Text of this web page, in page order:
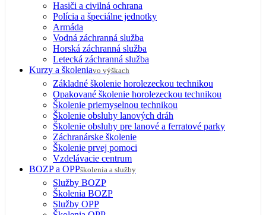
Hasiči a civilná ochrana
Polícia a špeciálne jednotky
Armáda
Vodná záchranná služba
Horská záchranná služba
Letecká záchranná služba
Kurzy a školeniavo výškach
Základné školenie horolezeckou technikou
Opakované školenie horolezeckou technikou
Školenie priemyselnou technikou
Školenie obsluhy lanových dráh
Školenie obsluhy pre lanové a ferratové parky
Záchranárske školenie
Školenie prvej pomoci
Vzdelávacie centrum
BOZP a OPPškolenia a služby
Služby BOZP
Školenia BOZP
Služby OPP